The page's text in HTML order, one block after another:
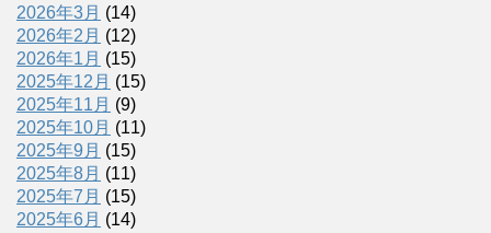
2026年3月 (14)
2026年2月 (12)
2026年1月 (15)
2025年12月 (15)
2025年11月 (9)
2025年10月 (11)
2025年9月 (15)
2025年8月 (11)
2025年7月 (15)
2025年6月 (14)